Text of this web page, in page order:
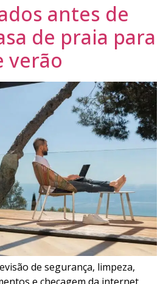
antes de
de praia para
verão
de segurança, limpeza,